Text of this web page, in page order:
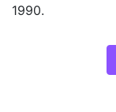
1990.